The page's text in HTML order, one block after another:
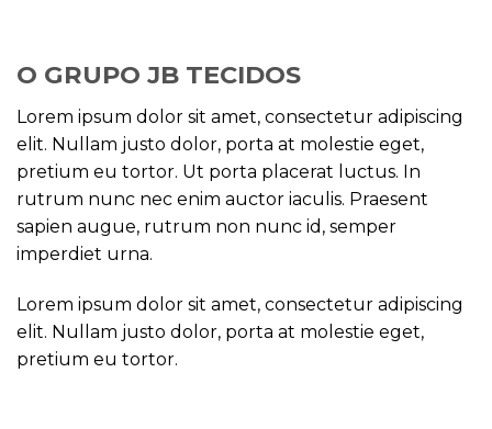
O GRUPO JB TECIDOS
Lorem ipsum dolor sit amet, consectetur adipiscing
elit. Nullam justo dolor, porta at molestie eget,
pretium eu tortor. Ut porta placerat luctus. In
rutrum nunc nec enim auctor iaculis. Praesent
sapien augue, rutrum non nunc id, semper
imperdiet urna.
Lorem ipsum dolor sit amet, consectetur adipiscing
elit. Nullam justo dolor, porta at molestie eget,
pretium eu tortor.